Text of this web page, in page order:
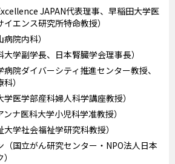
JAPAN代表理事、早稲田大学医
エンス研究所特命教授）
院内科）
学副学長、日本腎臓学会理事長）
院ダイバーシティ推進センター教授、
）
医学部産科婦人科学講座教授）
ナ医科大学小児科学准教授）
学社会福祉学研究科教授）
（国立がん研究センター・NPO法人日本